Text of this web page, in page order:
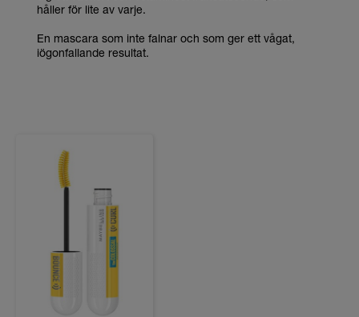
håller för lite av varje.
En mascara som inte falnar och som ger ett vågat,
iögonfallande resultat.